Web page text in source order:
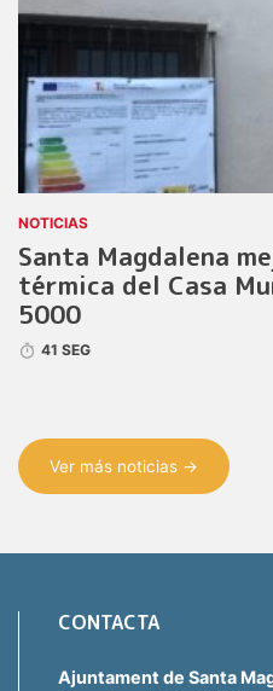
NOTICIAS
Santa Magdalena
térmica del Casa
5000
41 SEG
Ver más noticias →
CONTACTA
Ajuntament de Santa